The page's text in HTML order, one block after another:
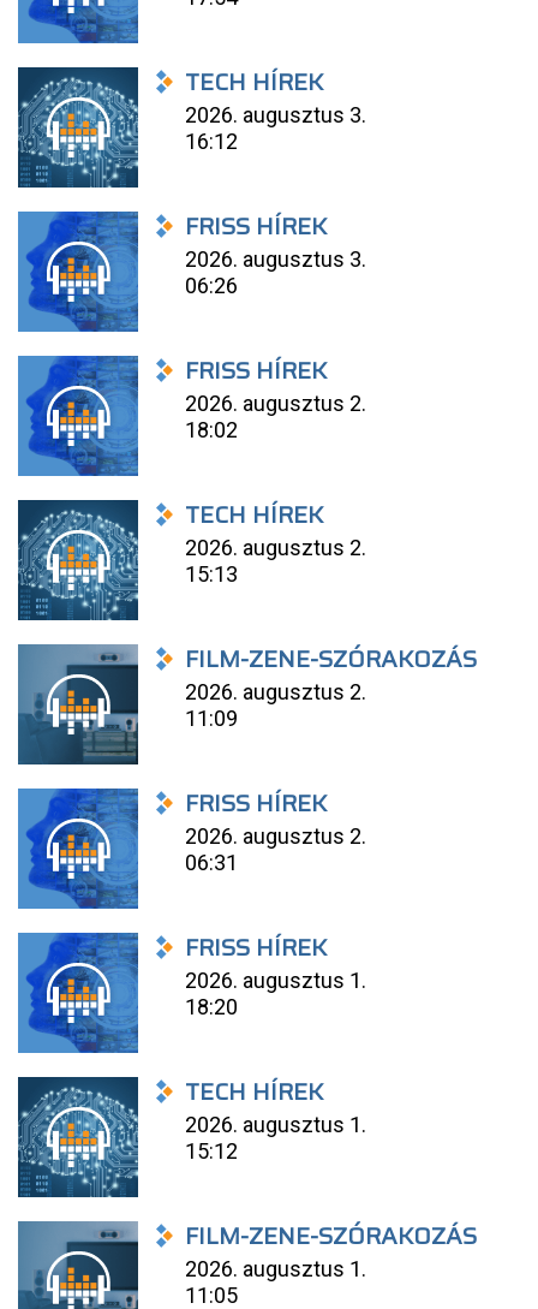
TECH HÍREK
2026. augusztus 3.
16:12
FRISS HÍREK
2026. augusztus 3.
06:26
FRISS HÍREK
2026. augusztus 2.
18:02
TECH HÍREK
2026. augusztus 2.
15:13
FILM-ZENE-SZÓRAKOZÁS
2026. augusztus 2.
11:09
FRISS HÍREK
2026. augusztus 2.
06:31
FRISS HÍREK
2026. augusztus 1.
18:20
TECH HÍREK
2026. augusztus 1.
15:12
FILM-ZENE-SZÓRAKOZÁS
2026. augusztus 1.
11:05